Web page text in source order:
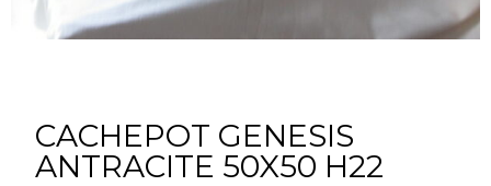
CACHEPOT GENESIS
ANTRACITE 50X50 H22